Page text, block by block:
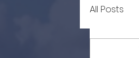
All Posts